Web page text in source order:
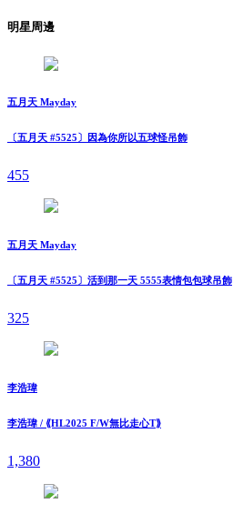
明星周邊
五月天 Mayday
〔五月天 #5525〕因為你所以五球怪吊飾
455
五月天 Mayday
〔五月天 #5525〕活到那一天 5555表情包包球吊飾
325
李浩瑋
李浩瑋 / ⟪HL2025 F/W無比走⼼T⟫
1,380